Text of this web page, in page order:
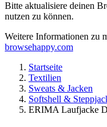
Bitte aktualisiere deinen
nutzen zu können.
Weitere Informationen zu
browsehappy.com
Startseite
Textilien
Sweats & Jacken
Softshell &
ERIMA Laufjacke